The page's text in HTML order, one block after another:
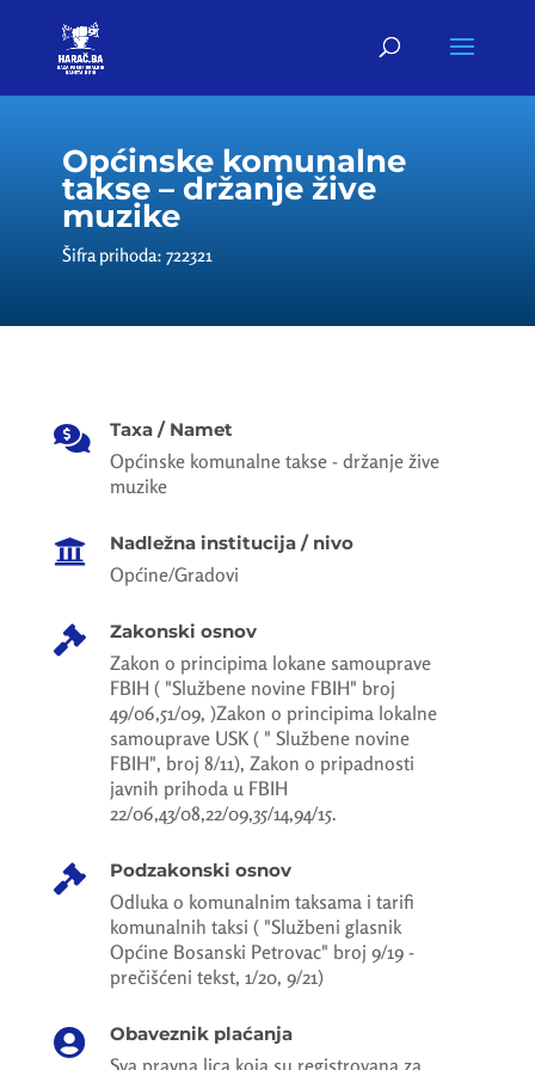
Općinske komunalne
takse – držanje žive
muzike
Šifra prihoda: 722321
 Taxa / Namet
Općinske komunalne takse - držanje žive
muzike
 Nadležna institucija / nivo
Općine/Gradovi
 Zakonski osnov
Zakon o principima lokane samouprave
FBIH ( "Službene novine FBIH" broj
49/06,51/09, )Zakon o principima lokalne
samouprave USK ( " Službene novine
FBIH", broj 8/11), Zakon o pripadnosti
javnih prihoda u FBIH
22/06,43/08,22/09,35/14,94/15.
 Podzakonski osnov
Odluka o komunalnim taksama i tarifi
komunalnih taksi ( "Službeni glasnik
Općine Bosanski Petrovac" broj 9/19 -
prečišćeni tekst, 1/20, 9/21)
 Obaveznik plaćanja
Sva pravna lica koja su registrovana za